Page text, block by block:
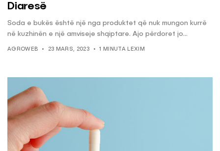
Diaresë
Soda e bukës është një nga produktet që nuk mungon kurrë
në kuzhinën e një amviseje shqiptare. Ajo përdoret jo...
AGROWEB 23 MARS, 2023 1 MINUTA LEXIM